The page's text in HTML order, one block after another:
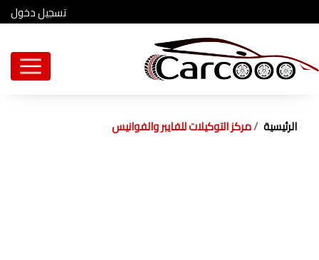
تسجيل دخول
الرئيسية مركز التوكيلات للفايبر والفوانيس